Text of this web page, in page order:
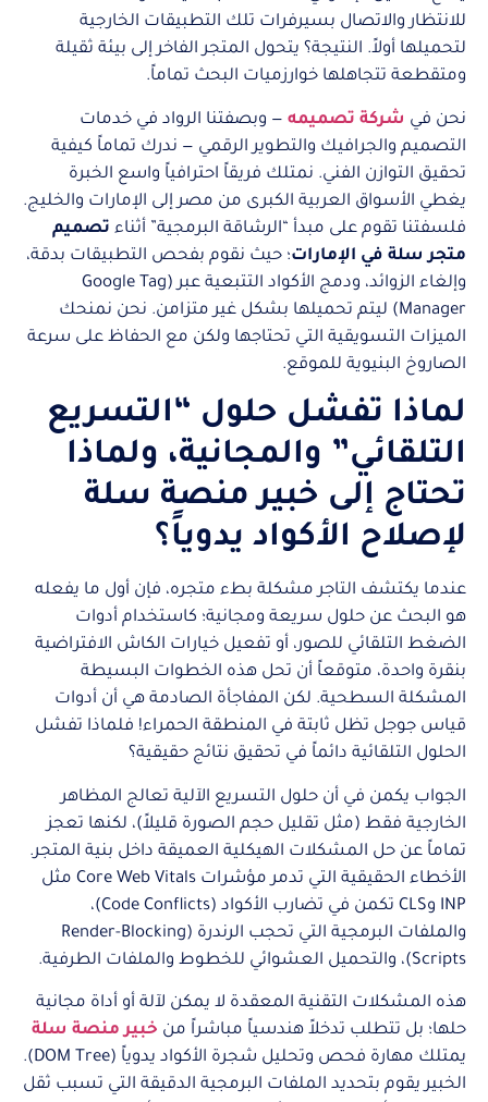
للانتظار والاتصال بسيرفرات تلك التطبيقات الخارجية
لتحميلها أولاً. النتيجة؟ يتحول المتجر الفاخر إلى بيئة ثقيلة
ومتقطعة تتجاهلها خوارزميات البحث تماماً.
نحن في شركة تصميمه — وبصفتنا الرواد في خدمات
التصميم والجرافيك والتطوير الرقمي — ندرك تماماً كيفية
تحقيق التوازن الفني. نمتلك فريقاً احترافياً واسع الخبرة
يغطي الأسواق العربية الكبرى من مصر إلى الإمارات والخليج.
فلسفتنا تقوم على مبدأ “الرشاقة البرمجية” أثناء تصميم
متجر سلة في الإمارات؛ حيث نقوم بفحص التطبيقات بدقة،
وإلغاء الزوائد، ودمج الأكواد التتبعية عبر (Google Tag
Manager) ليتم تحميلها بشكل غير متزامن. نحن نمنحك
الميزات التسويقية التي تحتاجها ولكن مع الحفاظ على سرعة
الصاروخ البنيوية للموقع.
لماذا تفشل حلول “التسريع
التلقائي” والمجانية، ولماذا
تحتاج إلى خبير منصة سلة
لإصلاح الأكواد يدوياً؟
عندما يكتشف التاجر مشكلة بطء متجره، فإن أول ما يفعله
هو البحث عن حلول سريعة ومجانية؛ كاستخدام أدوات
الضغط التلقائي للصور، أو تفعيل خيارات الكاش الافتراضية
بنقرة واحدة، متوقعاً أن تحل هذه الخطوات البسيطة
المشكلة السطحية. لكن المفاجأة الصادمة هي أن أدوات
قياس جوجل تظل ثابتة في المنطقة الحمراء! فلماذا تفشل
الحلول التلقائية دائماً في تحقيق نتائج حقيقية؟
الجواب يكمن في أن حلول التسريع الآلية تعالج المظاهر
الخارجية فقط (مثل تقليل حجم الصورة قليلاً)، لكنها تعجز
تماماً عن حل المشكلات الهيكلية العميقة داخل بنية المتجر.
الأخطاء الحقيقية التي تدمر مؤشرات Core Web Vitals مثل
INP وCLS تكمن في تضارب الأكواد (Code Conflicts)،
والملفات البرمجية التي تحجب الرندرة (Render-Blocking
Scripts)، والتحميل العشوائي للخطوط والملفات الطرفية.
هذه المشكلات التقنية المعقدة لا يمكن لآلة أو أداة مجانية
حلها؛ بل تتطلب تدخلاً هندسياً مباشراً من خبير منصة سلة
يمتلك مهارة فحص وتحليل شجرة الأكواد يدوياً (DOM Tree).
الخبير يقوم بتحديد الملفات البرمجية الدقيقة التي تسبب ثقل